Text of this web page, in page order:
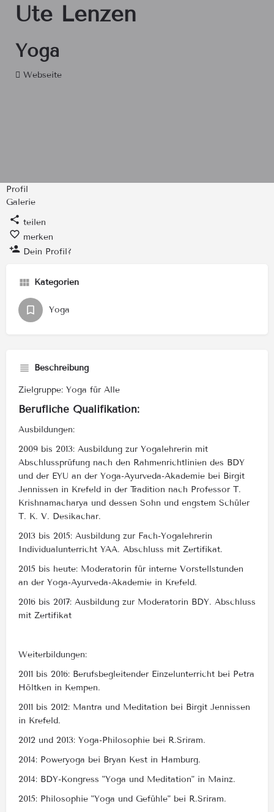
Ute Lenzen
Yoga
Webseite
Profil
Galerie
teilen
merken
Dein Profil?
Kategorien
Yoga
Beschreibung
Zielgruppe: Yoga für Alle
Berufliche Qualifikation:
Ausbildungen:
2009 bis 2013: Ausbildung zur Yogalehrerin mit
Abschlussprüfung nach den Rahmenrichtlinien des BDY
und der EYU an der Yoga-Ayurveda-Akademie bei Birgit
Jennissen in Krefeld in der Tradition nach Professor T.
Krishnamacharya und dessen Sohn und engstem Schüler
T. K. V. Desikachar.
2013 bis 2015: Ausbildung zur Fach-Yogalehrerin
Individualunterricht YAA. Abschluss mit Zertifikat.
2015 bis heute: Moderatorin für interne Vorstellstunden
an der Yoga-Ayurveda-Akademie in Krefeld.
2016 bis 2017: Ausbildung zur Moderatorin BDY. Abschluss
mit Zertifikat
Weiterbildungen:
2011 bis 2016: Berufsbegleitender Einzelunterricht bei Petra
Höltken in Kempen.
2011 bis 2012: Mantra und Meditation bei Birgit Jennissen
in Krefeld.
2012 und 2013: Yoga-Philosophie bei R.Sriram.
2014: Poweryoga bei Bryan Kest in Hamburg.
2014: BDY-Kongress "Yoga und Meditation" in Mainz.
2015: Philosophie "Yoga und Gefühle" bei R.Sriram.